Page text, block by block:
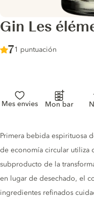
Gin Les
Score :
7/ 10
1 puntuación
Mes envies Mon bar
Gin description
Primera bebida espirituosa
de economía circular utiliza
subproducto de la
en lugar de desechado, el
ingredientes refinados